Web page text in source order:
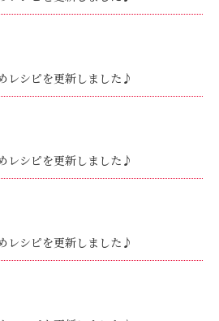
シピを更新しました♪
シピを更新しました♪
シピを更新しました♪